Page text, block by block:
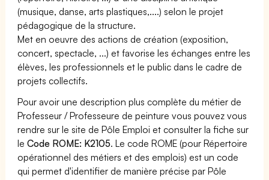
(musique, danse, arts plastiques,....) selon le projet
pédagogique de la structure.
Met en oeuvre des actions de création (exposition,
concert, spectacle, ...) et favorise les échanges entre les
élèves, les professionnels et le public dans le cadre de
projets collectifs.
Pour avoir une description plus complète du métier de
Professeur / Professeure de peinture vous pouvez vous
rendre sur le site de Pôle Emploi et consulter la fiche sur
leCode ROME: K2105. Le code ROME (pour Répertoire
opérationnel des métiers et des emplois) est un code
qui permet d'identifier de manière précise par Pôle